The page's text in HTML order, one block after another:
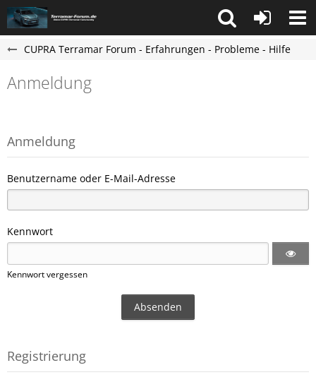
CUPRA Terramar Forum - Erfahrungen - Probleme - Hilfe
Anmeldung
Anmeldung
Benutzername oder E-Mail-Adresse
Kennwort
Kennwort vergessen
Registrierung